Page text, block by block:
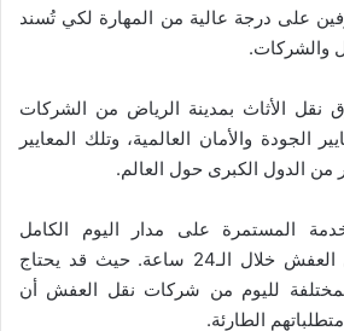
على درجة عالية من المهارة لكي تُسند
والشركات.
الأثاث بمدينة الرياض من الشركات
والأمان العالمية، وتلك المعايير
من الدول الكبرى حول العالم.
المستمرة على مدار اليوم الكامل
والمعروفة بخدمات نقل العفش خلال الـ24 ساعة. حيث قد يحتاج
المختلفة لليوم من شركات نقل العفش أن
الطارئة.